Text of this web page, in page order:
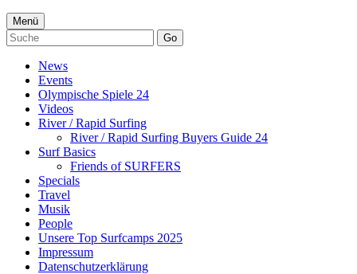
Menü
Go
News
Events
Olympische Spiele 24
Videos
River / Rapid Surfing
River / Rapid Surfing Buyers Guide 24
Surf Basics
Friends of SURFERS
Specials
Travel
Musik
People
Unsere Top Surfcamps 2025
Impressum
Datenschutzerklärung